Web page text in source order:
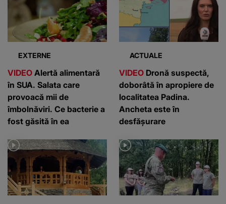
EXTERNE
VIDEO Alertă alimentară
în SUA. Salata care
provoacă mii de
îmbolnăviri. Ce bacterie a
fost găsită în ea
ACTUALE
VIDEO Dronă suspectă,
doborâtă în apropiere de
localitatea Padina.
Ancheta este în
desfășurare